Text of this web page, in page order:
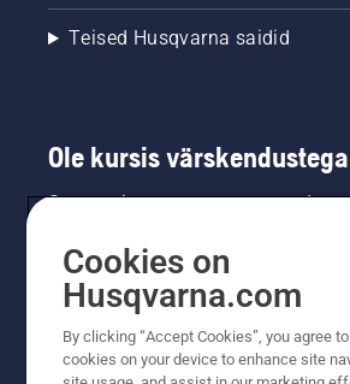
Teised Husqvarna saidid
Ole kursis
Saa uusimat teavet uute
saamiseks siin.
Cookies on
Husqvarna.com
By clicking “Accept Cookies”, you agree
cookies on your device to enhance site